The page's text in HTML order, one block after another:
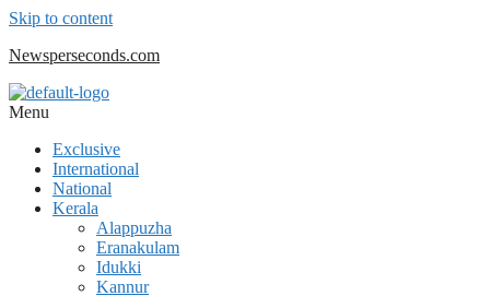
Skip to content
Newsperseconds.com
Menu
Exclusive
International
National
Kerala
Alappuzha
Eranakulam
Idukki
Kannur